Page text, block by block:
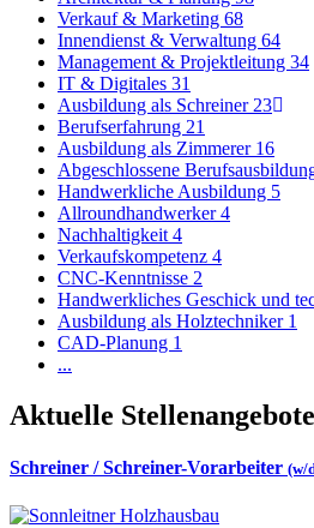
Verkauf & Marketing 68
Innendienst & Verwaltung 64
Management & Projektleitung 34
IT & Digitales 31
Ausbildung als Schreiner 23
Berufserfahrung 21
Ausbildung als Zimmerer 16
Abgeschlossene
Handwerkliche Ausbildung 5
Allroundhandwerker4
Nachhaltigkeit 4
Verkaufskompetenz 4
CNC-Kenntnisse 2
Handwerkliches Geschick und
Ausbildung als Holztechniker 1
CAD-Planung 1
...
Aktuelle Stellenangebote
Schreiner / Schreiner-Vorarbeiter (w/